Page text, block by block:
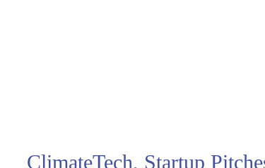
ClimateTech, Startup